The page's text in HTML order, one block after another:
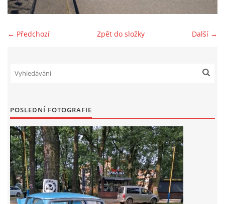
Vývozy a osvědčení
Benzín - Čas bioblaženosti přichází
Moderní nafta
← Předchozí Další →
Zpět do složky
POSLEDNÍ FOTOGRAFIE